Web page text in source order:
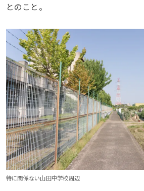
とのこと。
特に関係ない山田中学校周辺